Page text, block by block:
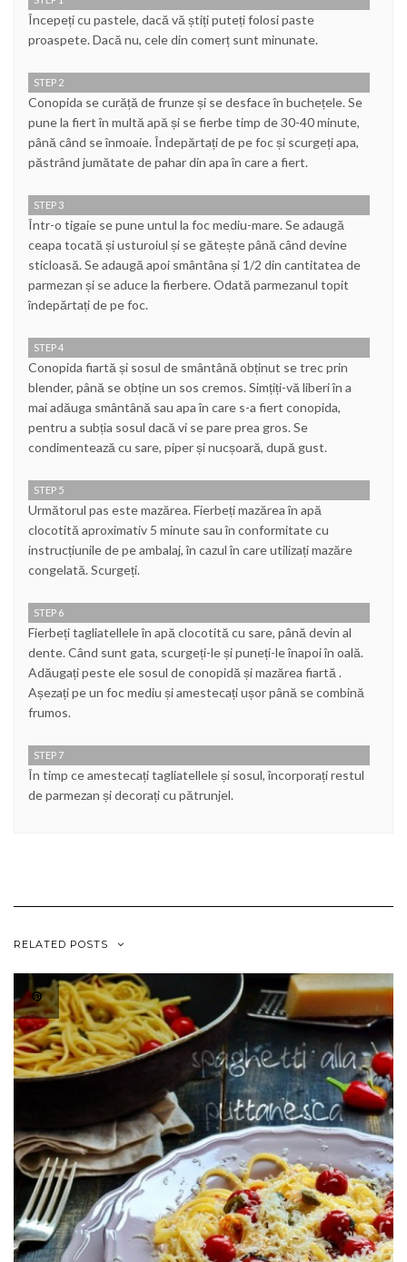
Începeți cu pastele, dacă vă știți puteți folosi paste
proaspete. Dacă nu, cele din comerț sunt minunate.
STEP 2
Conopida se curăță de frunze și se desface în buchețele. Se
pune la fiert în multă apă și se fierbe timp de 30-40 minute,
până când se înmoaie. Îndepărtați de pe foc și scurgeți apa,
păstrând jumătate de pahar din apa în care a fiert.
STEP 3
Într-o tigaie se pune untul la foc mediu-mare. Se adaugă
ceapa tocată și usturoiul și se gătește până când devine
sticloasă. Se adaugă apoi smântâna și 1/2 din cantitatea de
parmezan și se aduce la fierbere. Odată parmezanul topit
îndepărtați de pe foc.
STEP 4
Conopida fiartă și sosul de smântână obținut se trec prin
blender, până se obține un sos cremos. Simțiți-vă liberi în a
mai adăuga smântână sau apa în care s-a fiert conopida,
pentru a subția sosul dacă vi se pare prea gros. Se
condimentează cu sare, piper și nucșoară, după gust.
STEP 5
Următorul pas este mazărea. Fierbeți mazărea în apă
clocotită aproximativ 5 minute sau în conformitate cu
instrucțiunile de pe ambalaj, în cazul în care utilizați mazăre
congelată. Scurgeți.
STEP 6
Fierbeți tagliatellele în apă clocotită cu sare, până devin al
dente. Când sunt gata, scurgeți-le și puneți-le înapoi în oală.
Adăugați peste ele sosul de conopidă și mazărea fiartă .
Așezați pe un foc mediu și amestecați ușor până se combină
frumos.
STEP 7
În timp ce amestecați tagliatellele și sosul, încorporați restul
de parmezan și decorați cu pătrunjel.
RELATED POSTS